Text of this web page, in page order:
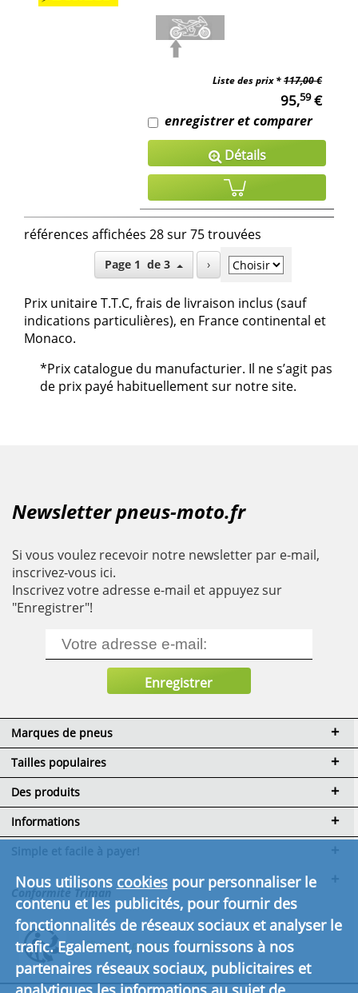
Liste des prix *117,00 €
95,59€
enregistrer et comparer
Détails
références affichées 28 sur 75 trouvées
Page 1 de 3 ›
Prix unitaire T.T.C, frais de livraison inclus (sauf
indications particulières), en France continental et
Monaco.
*Prix catalogue du manufacturier. Il ne s’agit pas
de prix payé habituellement sur notre site.
Newsletter pneus-moto.fr
Si vous voulez recevoir notre newsletter par e-mail,
inscrivez-vous ici.
Inscrivez votre adresse e-mail et appuyez sur
"Enregistrer"!
Marques de pneus
Tailles populaires
Des produits
Informations
et de livraison
Conformité Triman
Cliquez ici pour en savoir plus.
Nous utilisons cookiespour personnaliser le
contenu et les publicités, pour fournir des
fonctionnalités de réseaux sociaux et analyser le
trafic. Egalement, nous fournissons à nos
partenaires réseaux sociaux, publicitaires et